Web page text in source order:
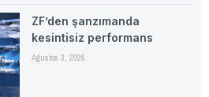
ZF’den şanzımanda
kesintisiz performans
Ağustos 3, 2026